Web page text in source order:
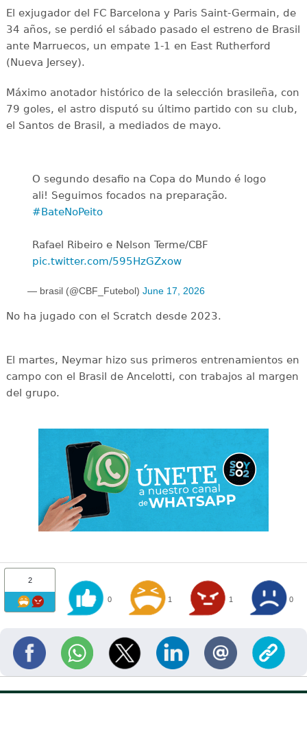
El exjugador del FC Barcelona y Paris Saint-Germain, de
34 años, se perdió el sábado pasado el estreno de Brasil
ante Marruecos, un empate 1-1 en East Rutherford
(Nueva Jersey).
Máximo anotador histórico de la selección brasileña, con
79 goles, el astro disputó su último partido con su club,
el Santos de Brasil, a mediados de mayo.
O segundo desafio na Copa do Mundo é logo
ali! Seguimos focados na preparação.
#BateNoPeito
Rafael Ribeiro e Nelson Terme/CBF
pic.twitter.com/595HzGZxow
— brasil (@CBF_Futebol) June 17, 2026
No ha jugado con el Scratch desde 2023.
El martes, Neymar hizo sus primeros entrenamientos en
campo con el Brasil de Ancelotti, con trabajos al margen
del grupo.
2
0 1 1 0